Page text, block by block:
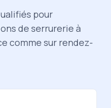
pour
de serrurerie à
comme sur rendez-